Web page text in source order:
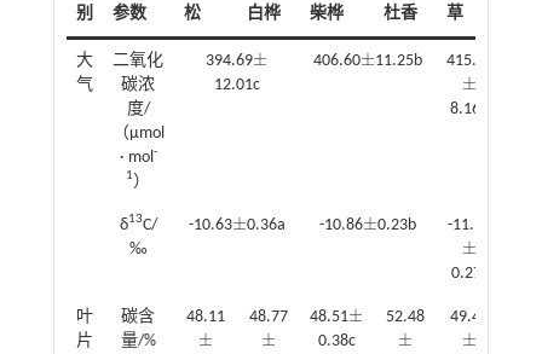
别
参数
松
白桦 柴桦 杜香
草
大
气
二氧化
碳浓
度/
（μmol
· mol -
1）
394.69±
±
12.01c
406.60±
± 11.25b 415.53
±
±
8.16a
δ13C/
‰
-10.63±
± 0.36a -10.86±
± 0.23b -11.17
±
±
0.27c
叶
片
碳含
量/%
48.11
±
±
48.77
±
±
48.51±
±
0.38c
52.48
±
±
49.46
±
±